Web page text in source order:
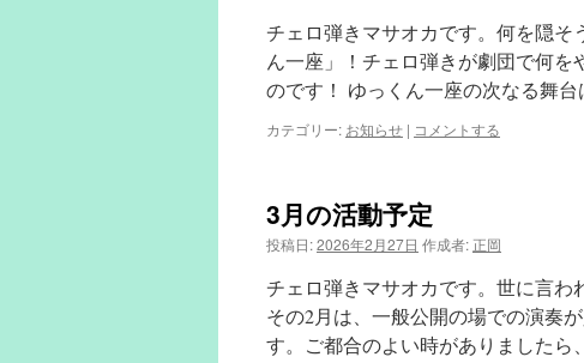
チェロ弾きマサオカです。何を隠そ
ん一座」！チェロ弾きが劇団で何
のです！ ゆっくん一座の次なる舞
カテゴリー: お知らせ | コメントする
3月の活動予定
投稿日:2026年2月27日 作成者: 正岡
チェロ弾きマサオカです。世に言わ
その2月は、一般公開の場での演奏
す。ご都合のよい時がありました